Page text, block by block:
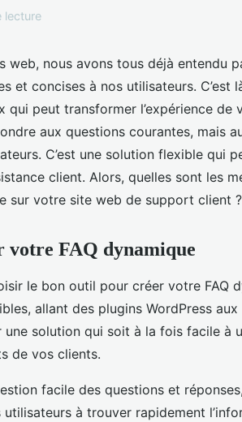
lecture
web, nous avons tous déjà entendu
et concises à nos utilisateurs. C’est
qui peut transformer l’expérience de
aux questions courantes, mais
C’est une solution flexible qui
client. Alors, quelles sont les
sur votre site web de support client ?
votre FAQ dynamique
le bon outil pour créer votre FAQ
allant des plugins WordPress
une solution qui soit à la fois facile à
de vos clients.
facile des questions et
à trouver rapidement